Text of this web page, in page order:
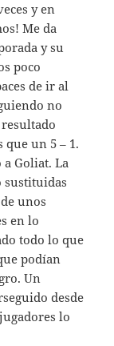
y en
Me da
y su
poco
de ir al
no
que un 5 – 1.
Goliat. La
unos
en lo
todo lo que
podían
Un
desde
lo